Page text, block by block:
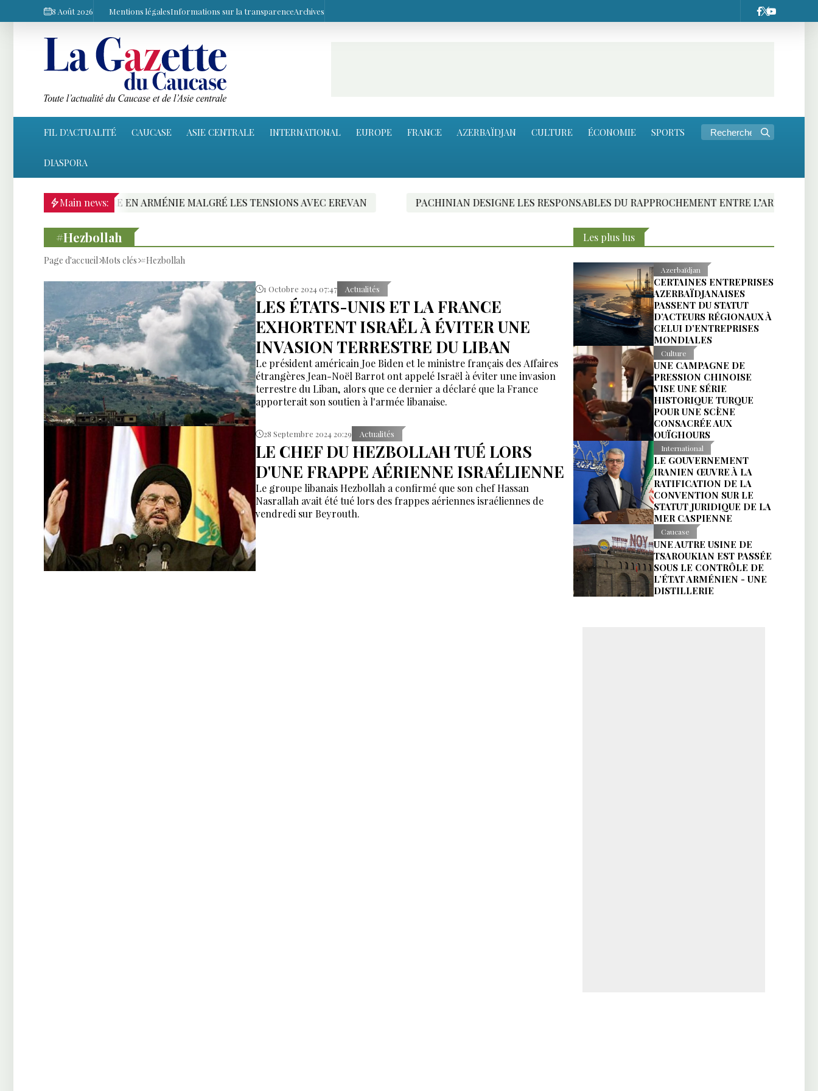
8 Août 2026 Mentions légalesInformations sur la transparenceArchives
FIL D'ACTUALITÉ CAUCASE ASIE CENTRALE INTERNATIONAL EUROPE FRANCE AZERBAÏDJAN CULTURE ÉCONOMIE SPORTS
DIASPORA
Main news:
EN ARMÉNIE MALGRÉ LES TENSIONS AVEC EREVAN PACHINIAN DESIGNE LES RESPONSABLES DU RAPPROCHEMENT ENTRE L’ARMENIE ET L’UNION
#Hezbollah
Page d'accueil Mots clés #Hezbollah
1 Octobre 2024 07:47 Actualités
LES ÉTATS-UNIS ET LA FRANCE
EXHORTENT ISRAËL À ÉVITER UNE
INVASION TERRESTRE DU LIBAN
Le président américain Joe Biden et le ministre français des Affaires
étrangères Jean-Noël Barrot ont appelé Israël à éviter une invasion
terrestre du Liban, alors que ce dernier a déclaré que la France
apporterait son soutien à l'armée libanaise.
28 Septembre 2024 20:29 Actualités
LE CHEF DU HEZBOLLAH TUÉ LORS
D'UNE FRAPPE AÉRIENNE ISRAÉLIENNE
Le groupe libanais Hezbollah a confirmé que son chef Hassan
Nasrallah avait été tué lors des frappes aériennes israéliennes de
vendredi sur Beyrouth.
Les plus lus
Azerbaïdjan
CERTAINES ENTREPRISES
AZERBAÏDJANAISES
PASSENT DU STATUT
D’ACTEURS RÉGIONAUX À
CELUI D’ENTREPRISES
MONDIALES
Culture
UNE CAMPAGNE DE
PRESSION CHINOISE
VISE UNE SÉRIE
HISTORIQUE TURQUE
POUR UNE SCÈNE
CONSACRÉE AUX
OUÏGHOURS
International
LE GOUVERNEMENT
IRANIEN ŒUVRE À LA
RATIFICATION DE LA
CONVENTION SUR LE
STATUT JURIDIQUE DE LA
MER CASPIENNE
Caucase
UNE AUTRE USINE DE
TSAROUKIAN EST PASSÉE
SOUS LE CONTRÔLE DE
L’ÉTAT ARMÉNIEN - UNE
DISTILLERIE